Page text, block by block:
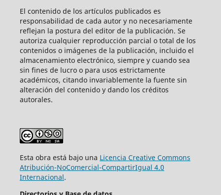
El contenido de los artículos publicados es
responsabilidad de cada autor y no necesariamente
reflejan la postura del editor de la publicación. Se
autoriza cualquier reproducción parcial o total de los
contenidos o imágenes de la publicación, incluido el
almacenamiento electrónico, siempre y cuando sea
sin fines de lucro o para usos estrictamente
académicos, citando invariablemente la fuente sin
alteración del contenido y dando los créditos
autorales.
Esta obra está bajo una Licencia Creative Commons
Atribución-NoComercial-CompartirIgual 4.0
Internacional.